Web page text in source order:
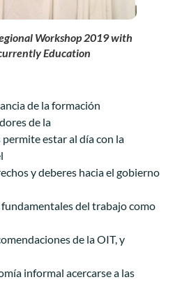
Workshop 2019 with
Education
de la formación
de la
estar al día con la
y deberes hacia el gobierno
del trabajo como
de la OIT, y
informal acercarse a las